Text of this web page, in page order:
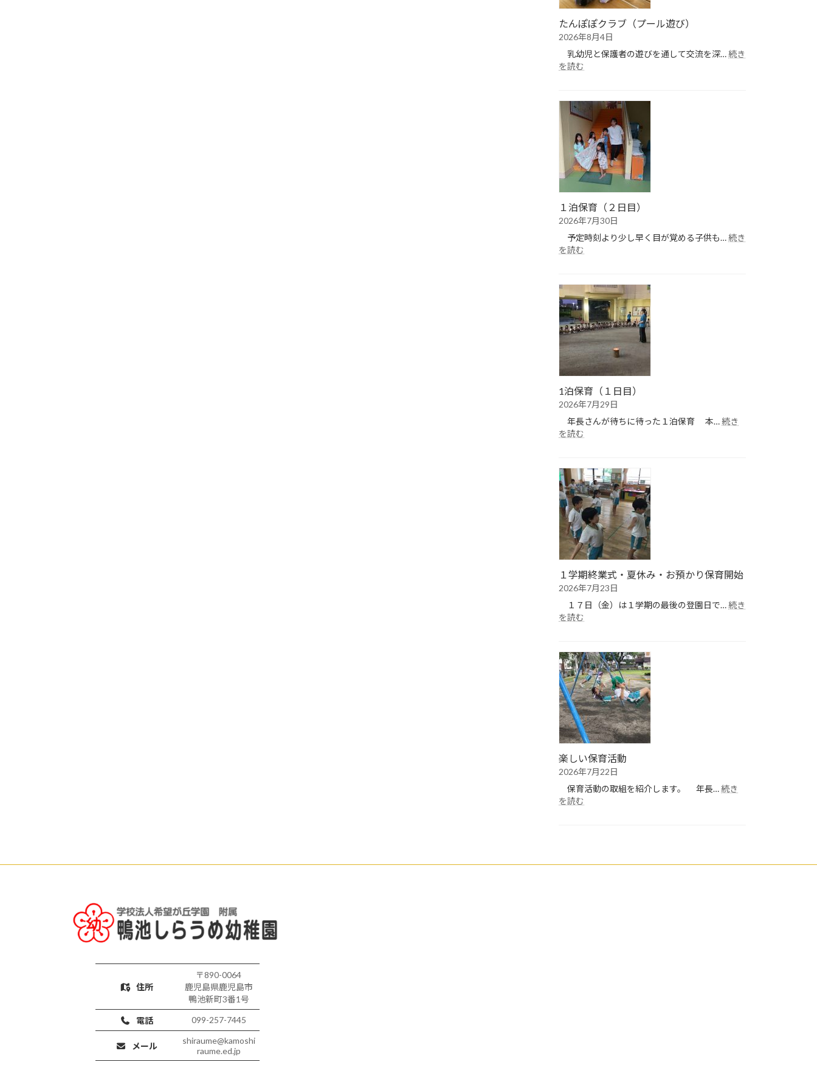
たんぽぽクラブ（プール遊び）
2026年8月4日
乳幼児と保護者の遊びを通して交流を深…続き
を読む
ぽ
ぽ
ク
ラ
ブ
（プ
ー
ル
び）
１泊保育（２日目）
2026年7月30日
予定時刻より少し早く目が覚める子供も…続き
を読む
保
育
（２
日
目）
1泊保育（１日目）
2026年7月29日
年長さんが待ちに待った１泊保育 本…続き
を読む
育
（１
日
目）
１学期終業式・夏休み・お預かり保育開始
2026年7月23日
１７日（金）は１学期の最後の登園日で…続き
を読む
期
終
業
式・
夏
休
み・
お
か
り
保
楽しい保育活動
2026年7月22日
保育活動の取組を紹介します。 年長…続き
を読む
住所
〒890-0064
鹿児島県鹿児島市
鴨池新町3番1号
電話 099-257-7445
メール
shiraume@kamoshi
raume.ed.jp